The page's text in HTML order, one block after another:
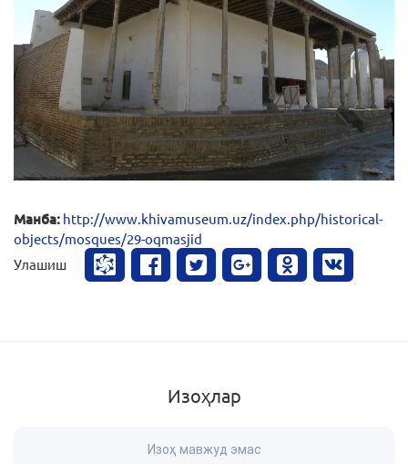
Манба: http://www.khivamuseum.uz/index.php/historical-
objects/mosques/29-oqmasjid
Улашиш
Изоҳлар
Изоҳ мавжуд эмас